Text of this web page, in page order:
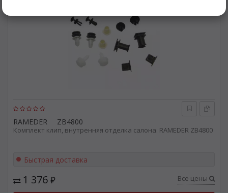
RAMEDER ZB4800
Комплект клип, внутренняя отделка салона. RAMEDER ZB4800
Быстрая доставка
1 376 ₽ Все цены